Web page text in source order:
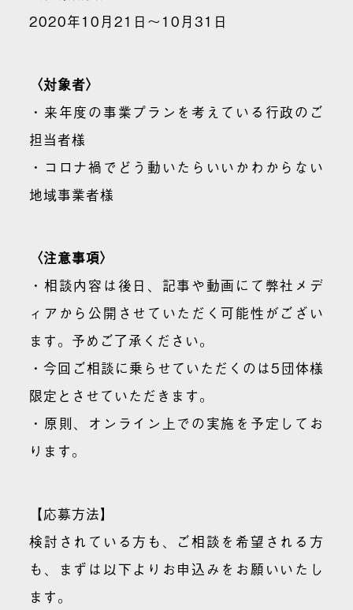
2020年10月21日〜10月31日
〈対象者〉
・来年度の事業プランを考えている行政のご
担当者様
・コロナ禍でどう動いたらいいかわからない
地域事業者様
〈注意事項〉
・相談内容は後日、記事や動画にて弊社メデ
ィアから公開させていただく可能性がござい
ます。予めご了承ください。
・今回ご相談に乗らせていただくのは5団体様
限定とさせていただきます。
・原則、オンライン上での実施を予定してお
ります。
【応募方法】
検討されている方も、ご相談を希望される方
も、まずは以下よりお申込みをお願いいたし
ます。